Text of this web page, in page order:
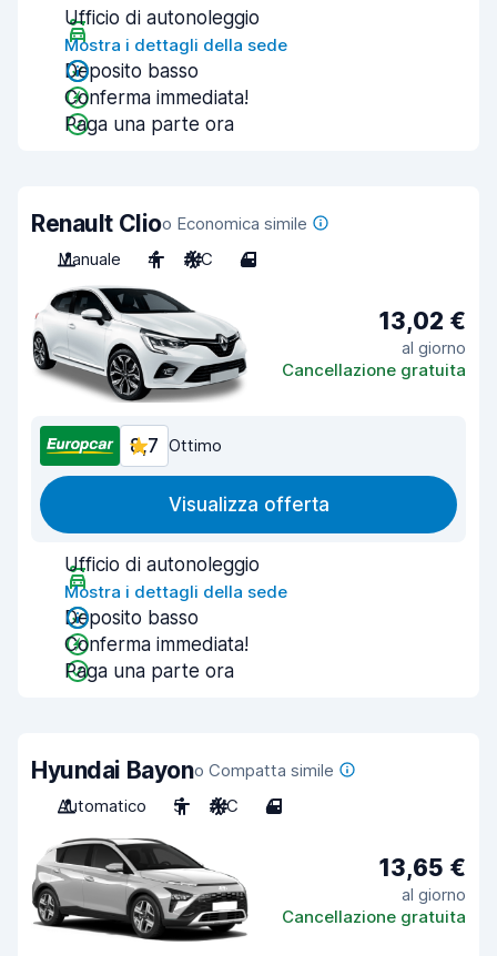
Ufficio di autonoleggio
Mostra i dettagli della sede
Deposito basso
Conferma immediata!
Paga una parte ora
Renault Clioo Economica simile
Manuale
4 A/C 4
13,02 €
al giorno
Cancellazione gratuita
8,7 Ottimo
Visualizza offerta
Ufficio di autonoleggio
Mostra i dettagli della sede
Deposito basso
Conferma immediata!
Paga una parte ora
Hyundai Bayono Compatta simile
Automatico
5 A/C 4
13,65 €
al giorno
Cancellazione gratuita